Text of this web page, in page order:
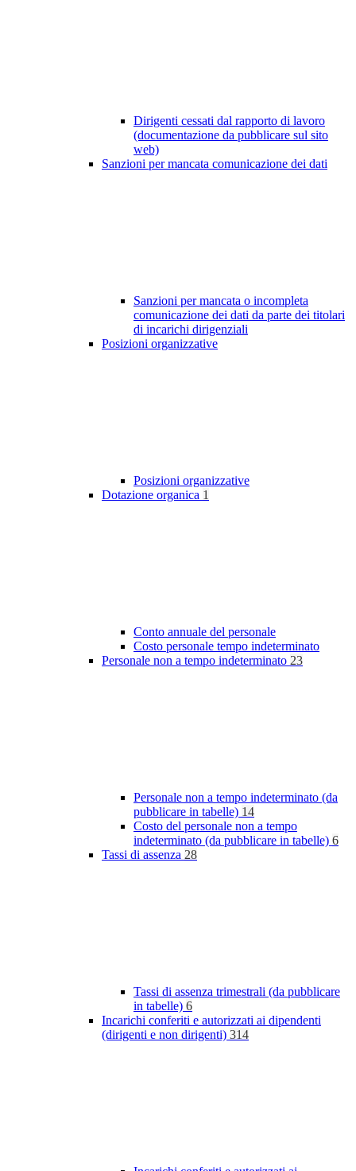
Dirigenti cessati dal rapporto di lavoro
(documentazione da pubblicare sul sito
web)
Sanzioni per mancata comunicazione dei dati
Sanzioni per mancata o incompleta
comunicazione dei dati da parte dei titolari
di incarichi dirigenziali
Posizioni organizzative
Posizioni organizzative
Dotazione organica 1
Conto annuale del personale
Costo personale tempo indeterminato
Personale non a tempo indeterminato 23
Personale non a tempo indeterminato (da
pubblicare in tabelle) 14
Costo del personale non a tempo
indeterminato (da pubblicare in tabelle) 6
Tassi di assenza 28
Tassi di assenza trimestrali (da pubblicare
in tabelle) 6
Incarichi conferiti e autorizzati ai dipendenti
(dirigenti e non dirigenti) 314